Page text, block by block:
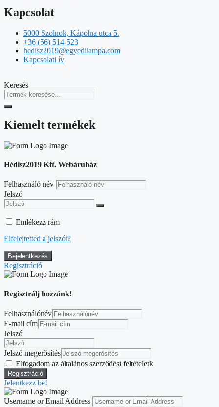
Kapcsolat
5000 Szolnok, Kápolna utca 5.
+36 (56) 514-523
hedisz2019@egyedilampa.com
Kapcsolati ív
Keresés
Kiemelt termékek
Hédisz2019 Kft. Webáruház
Felhasználó név
Jelszó
Emlékezz rám
Elfelejtetted a jelszót?
Regisztráció
Regisztrálj hozzánk!
Felhasználónév
E-mail cím
Jelszó
Jelszó megerősítés
Elfogadom az általános szerződési feltételetk
Jelentkezz be!
Username or Email Address